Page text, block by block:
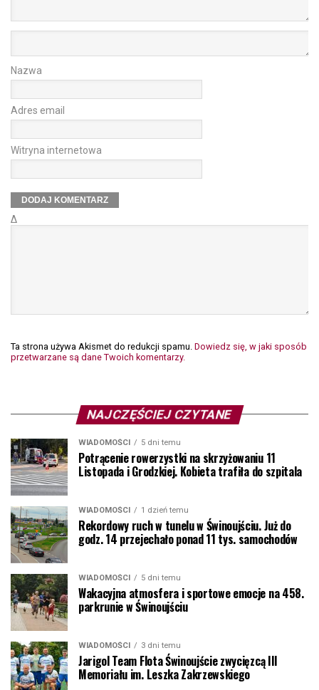
Nazwa
Adres email
Witryna internetowa
Δ
Ta strona używa Akismet do redukcji spamu. Dowiedz się, w jaki sposób
przetwarzane są dane Twoich komentarzy.
NAJCZĘŚCIEJ CZYTANE
WIADOMOŚCI 5 dni temu
Potrącenie rowerzystki na skrzyżowaniu 11
Listopada i Grodzkiej. Kobieta trafiła do szpitala
WIADOMOŚCI 1 dzień temu
Rekordowy ruch w tunelu w Świnoujściu. Już do
godz. 14 przejechało ponad 11 tys. samochodów
WIADOMOŚCI 5 dni temu
Wakacyjna atmosfera i sportowe emocje na 458.
parkrunie w Świnoujściu
WIADOMOŚCI 3 dni temu
Jarigol Team Flota Świnoujście zwycięzcą III
Memoriału im. Leszka Zakrzewskiego